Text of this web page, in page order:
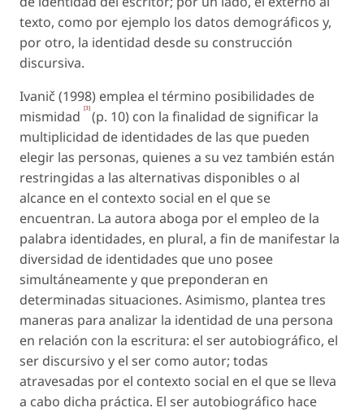
texto, como por ejemplo los datos demográficos y,
por otro, la identidad desde su construcción
discursiva.
Ivanič (1998) emplea el término posibilidades de
mismidad [3] (p. 10) con la finalidad de significar la
multiplicidad de identidades de las que pueden
elegir las personas, quienes a su vez también están
restringidas a las alternativas disponibles o al
alcance en el contexto social en el que se
encuentran. La autora aboga por el empleo de la
palabra identidades, en plural, a fin de manifestar la
diversidad de identidades que uno posee
simultáneamente y que preponderan en
determinadas situaciones. Asimismo, plantea tres
maneras para analizar la identidad de una persona
en relación con la escritura: el ser autobiográfico, el
ser discursivo y el ser como autor; todas
atravesadas por el contexto social en el que se lleva
a cabo dicha práctica. El ser autobiográfico hace